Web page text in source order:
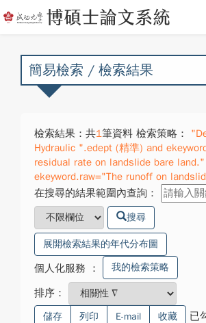
簡易檢索 / 檢索結果
檢索結果：共1筆資料 檢索策略：
Hydraulic ".edept (精準) and
residual rate on landslide bare land."
ekeyword.raw="The runoff on
在搜尋的結果範圍內查詢：
搜尋
展開檢索結果的年代分布圖
個人化服務 ： 我的檢索策略
排序：
儲存 列印 E-mail 收藏 已